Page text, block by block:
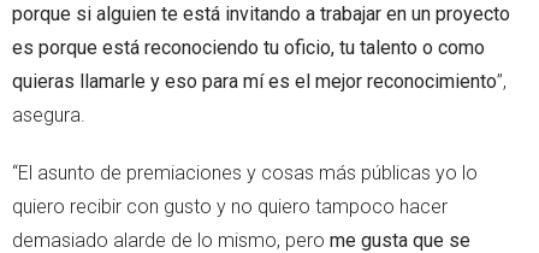
porque si alguien te está invitando a trabajar en un proyecto
es porque está reconociendo tu oficio, tu talento o como
quieras llamarle y eso para mí es el mejor reconocimiento”,
asegura.
“El asunto de premiaciones y cosas más públicas yo lo
quiero recibir con gusto y no quiero tampoco hacer
demasiado alarde de lo mismo, pero me gusta que se